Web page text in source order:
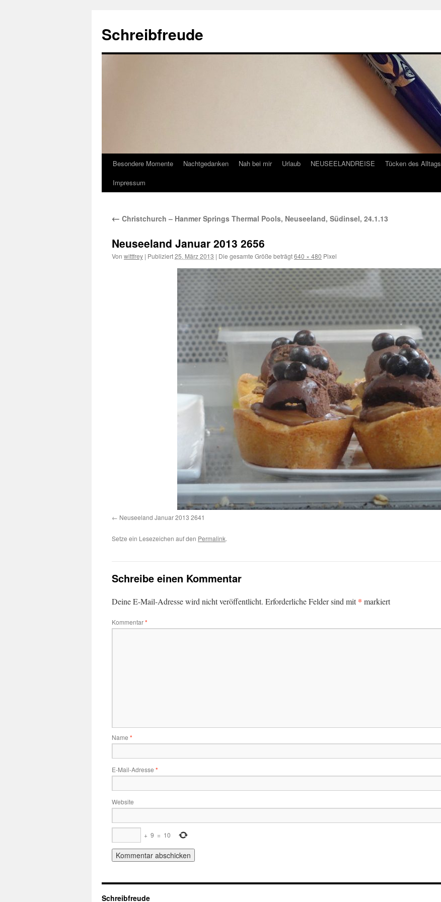
Schreibfreude
Besondere Momente Nachtgedanken Nah bei mir Urlaub NEUSEELANDREISE Tücken des Alltags
Impressum
← Christchurch – Hanmer Springs Thermal Pools, Neuseeland, Südinsel, 24.1.13
Neuseeland Januar 2013 2656
Von wittfrey | Publiziert25. März 2013 | Die gesamte Größe beträgt640 × 480 Pixel
Neuseeland Januar 2013 2641
Setze ein Lesezeichen auf den Permalink.
Schreibe einen Kommentar
Deine E-Mail-Adresse wird nicht veröffentlicht. Erforderliche Felder sind mit* markiert
Kommentar*
Name *
E-Mail-Adresse *
Website
+ 9 = 10
Schreibfreude